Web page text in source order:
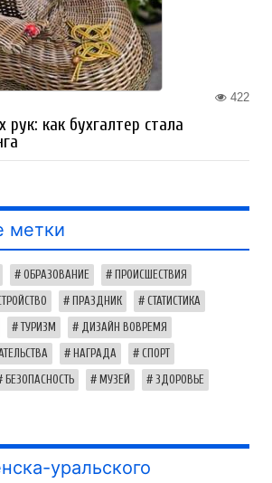
422
рук: как бухгалтер стала
метки
ОБРАЗОВАНИЕ ПРОИСШЕСТВИЯ
ПРАЗДНИК СТАТИСТИКА
ТУРИЗМ ДИЗАЙН ВОВРЕМЯ
НАГРАДА СПОРТ
БЕЗОПАСНОСТЬ МУЗЕЙ ЗДОРОВЬЕ
уральского